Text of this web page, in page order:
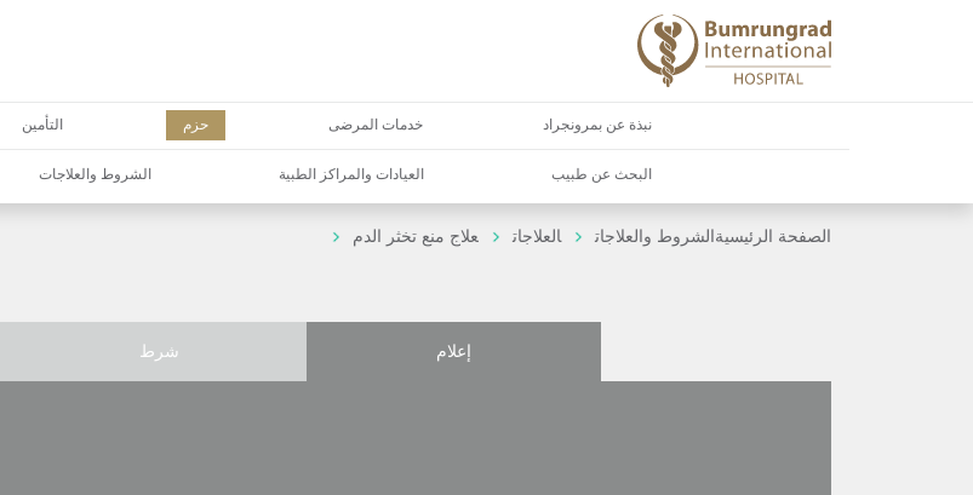
نبذة عن بمرونجراد خدمات المرضى حزم التأمين
البحث عن طبيب العيادات والمراكز الطبية الشروط والعلاجات
الصفحة الرئيسية الشروط والعلاجات العلاجات علاج منع تخثر الدم
إعلام شرط